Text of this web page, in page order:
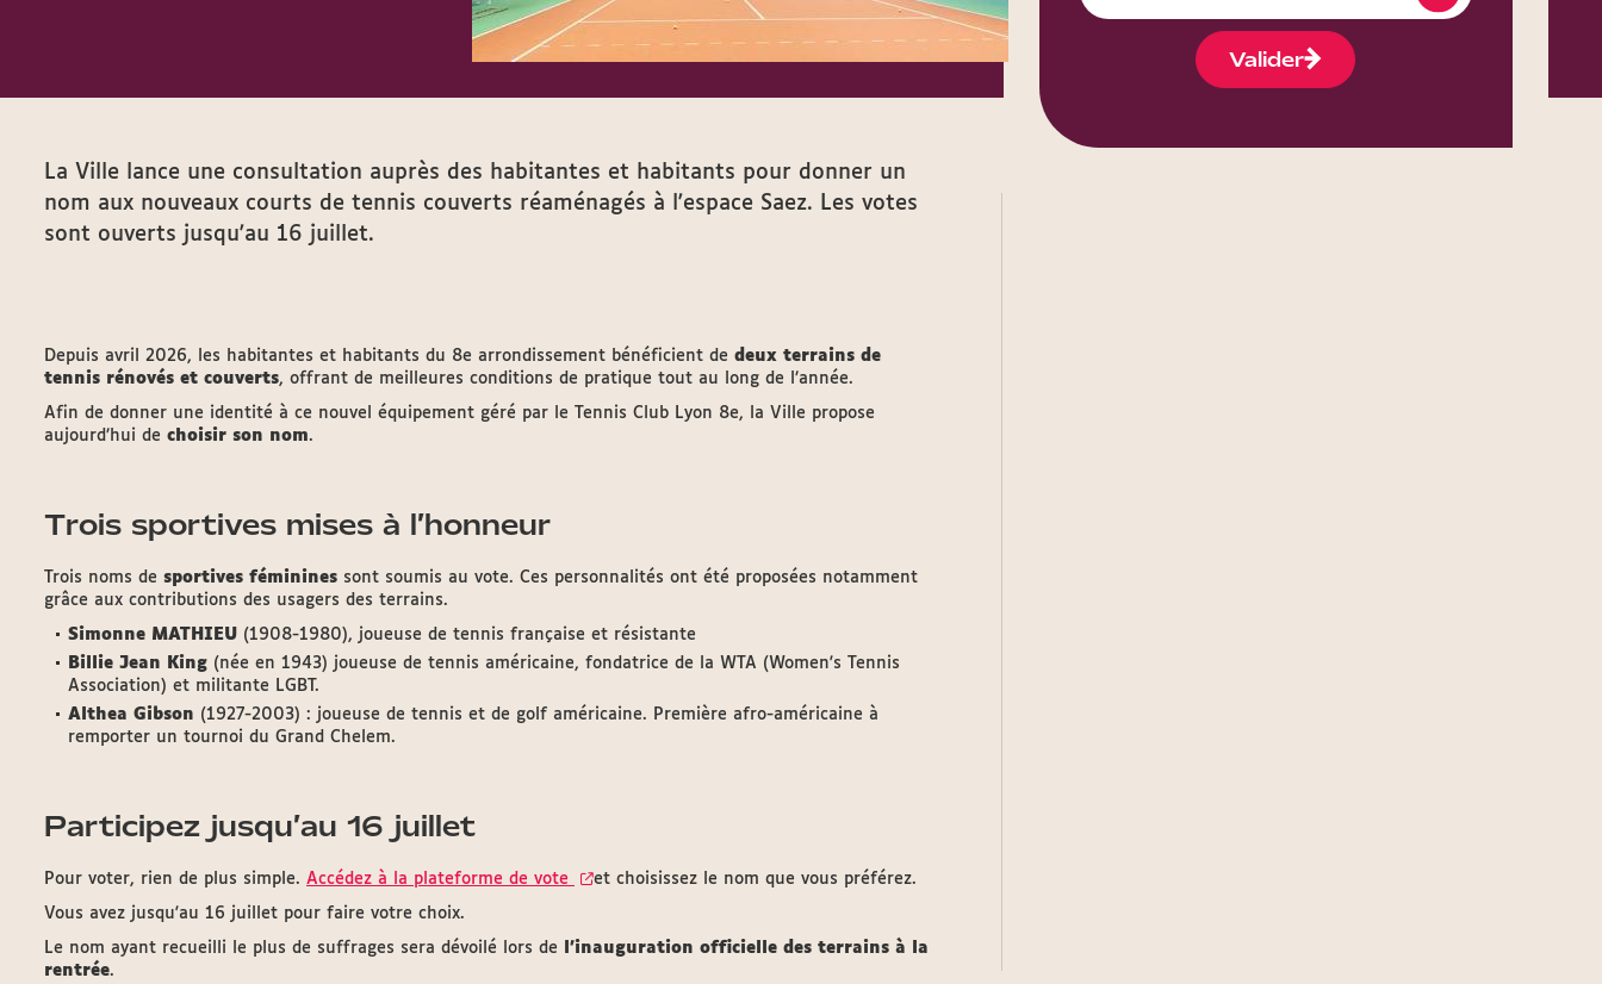
La Ville lance une consultation auprès des habitantes et habitants pour donner un
nom aux nouveaux courts de tennis couverts réaménagés à l'espace Saez. Les votes
sont ouverts jusqu'au 16 juillet.
Depuis avril 2026, les habitantes et habitants du 8e arrondissement bénéficient de deux terrains de
tennis rénovés et couverts, offrant de meilleures conditions de pratique tout au long de l’année.
Afin de donner une identité à ce nouvel équipement géré par le Tennis Club Lyon 8e, la Ville propose
aujourd’hui de choisir son nom.
Trois sportives mises à l’honneur
Trois noms de sportives féminines sont soumis au vote. Ces personnalités ont été proposées notamment
grâce aux contributions des usagers des terrains.
Simonne MATHIEU (1908-1980), joueuse de tennis française et résistante
Billie Jean King (née en 1943) joueuse de tennis américaine, fondatrice de la WTA (Women's Tennis
Association) et militante LGBT.
Althea Gibson (1927-2003) : joueuse de tennis et de golf américaine. Première afro-américaine à
remporter un tournoi du Grand Chelem.
Participez jusqu’au 16 juillet
Pour voter, rien de plus simple. Accédez à la plateforme de vote et choisissez le nom que vous préférez.
Vous avez jusqu'au 16 juillet pour faire votre choix.
Le nom ayant recueilli le plus de suffrages sera dévoilé lors de
l’inauguration officielle des terrains à la
rentrée.
Valider